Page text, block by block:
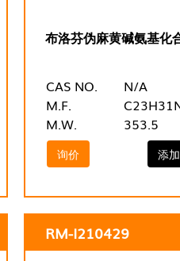
布洛芬伪麻黄碱氨基化
CAS NO.
N/A
M.F.
M.W.
353.5
询价 添
RM-I210429